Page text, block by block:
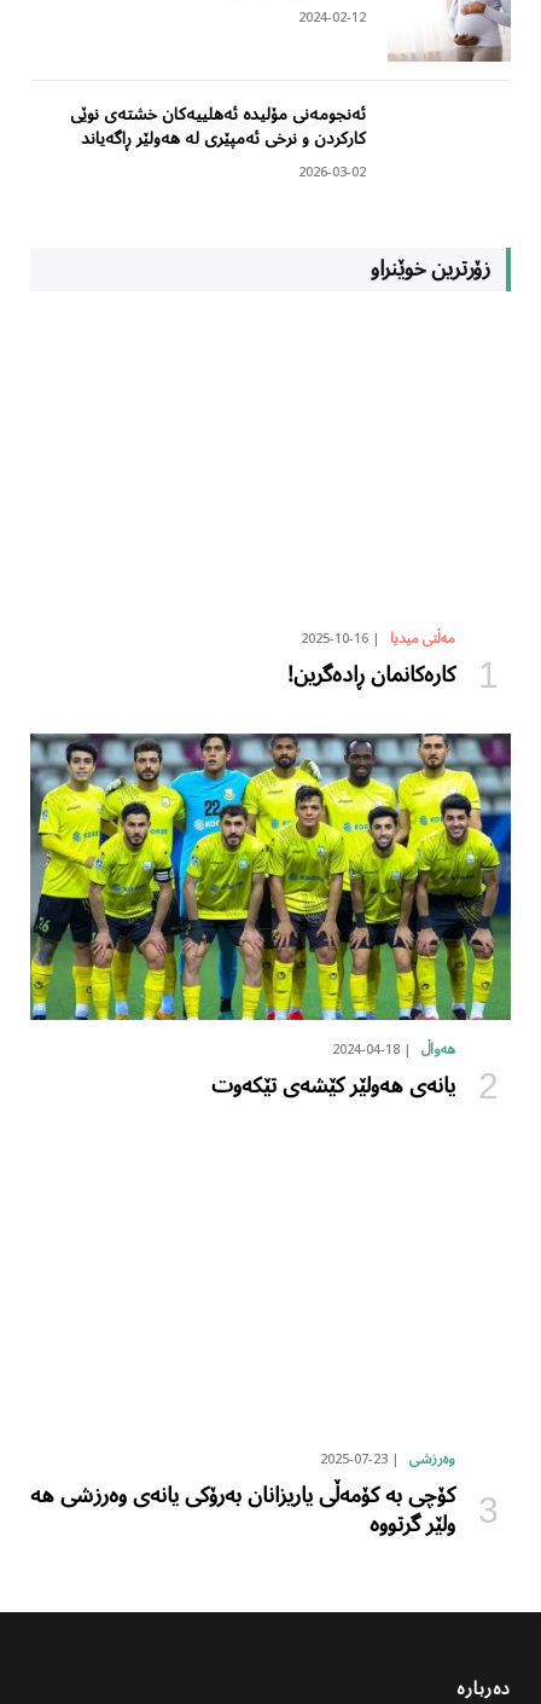
2024-02-12
ئەنجومەنی مۆلیدە ئەهلییەکان خشتەی نوێی
کارکردن و نرخی ئەمپێری لە هەولێر ڕاگەیاند
2026-03-02
زۆرترین خوێنراو
مەڵتی میدیا 2025-10-16
کارەکانمان ڕادەگرین!
هەواڵ 2024-04-18
یانەی هەولێر کێشەی تێکەوت
وەرزشی 2025-07-23
کۆچی بە کۆمەڵی یاریزانان بەرۆکی یانەی وەرزشی هە
ولێر گرتووە
دەربارە